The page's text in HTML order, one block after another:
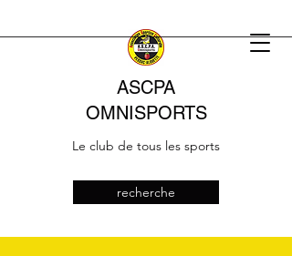
ASCPA
OMNISPORTS
Le club de tous les sports
recherche